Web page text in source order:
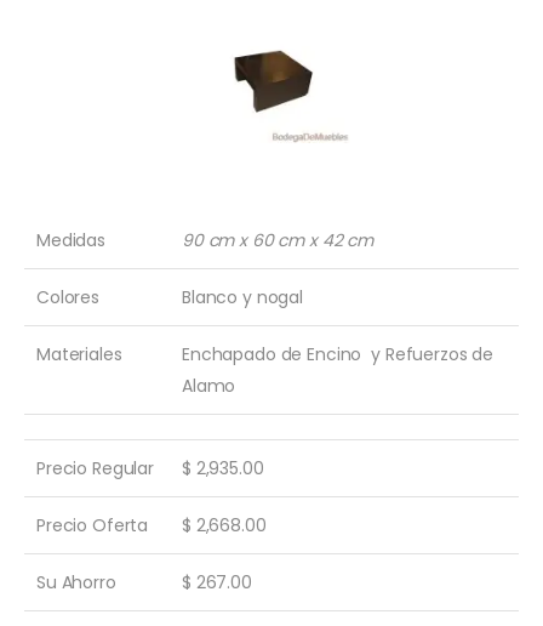
Medidas 90 cm x 60 cm x 42 cm
Colores Blanco y nogal
Materiales
Enchapado de Encino y Refuerzos de
Alamo
Precio Regular $ 2,935.00
Precio Oferta $ 2,668.00
Su Ahorro $ 267.00